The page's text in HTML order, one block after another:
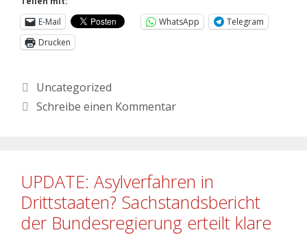
E-Mail
WhatsApp
Telegram
Drucken
Uncategorized
Schreibe einen Kommentar
UPDATE: Asylverfahren in
Drittstaaten? Sachstandsbericht
der Bundesregierung erteilt klare